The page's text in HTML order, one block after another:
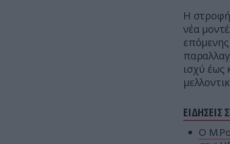
Η στροφή
νέα
ισχύ έως
ΕΙΔΗΣΕΙΣ
Ο